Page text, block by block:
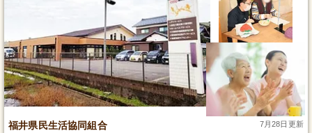
福井県民生活協同組合 7月28日更新